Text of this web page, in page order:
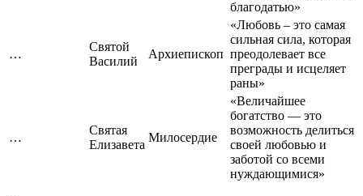
благодатью»
…
Святой
Василий
Архиепископ
«Любовь – это самая
сильная сила, которая
преодолевает все
преграды и исцеляет
раны»
…
Святая
Елизавета
Милосердие
«Величайшее
богатство — это
возможность делиться
своей любовью и
заботой со всеми
нуждающимися»